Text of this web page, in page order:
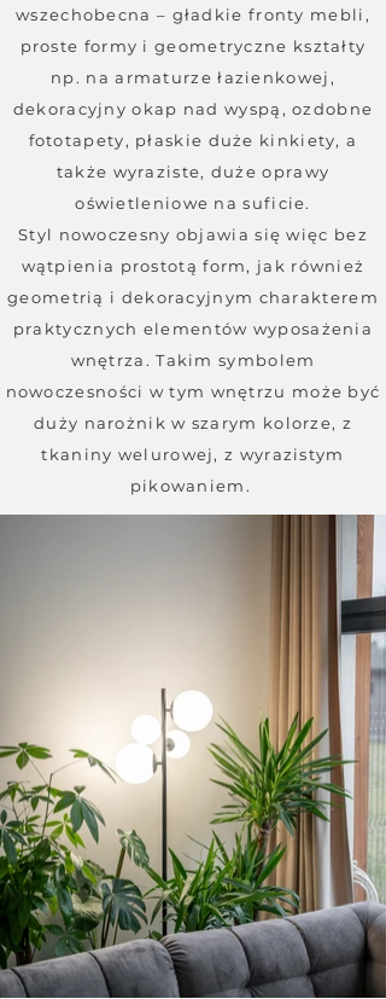
wszechobecna – gładkie fronty mebli,
proste formy i geometryczne kształty
np. na armaturze łazienkowej,
dekoracyjny okap nad wyspą, ozdobne
fototapety, płaskie duże kinkiety, a
także wyraziste, duże oprawy
oświetleniowe na suficie.
Styl nowoczesny objawia się więc bez
wątpienia prostotą form, jak również
geometrią i dekoracyjnym charakterem
praktycznych elementów wyposażenia
wnętrza. Takim symbolem
nowoczesności w tym wnętrzu może być
duży narożnik w szarym kolorze, z
tkaniny welurowej, z wyrazistym
pikowaniem.